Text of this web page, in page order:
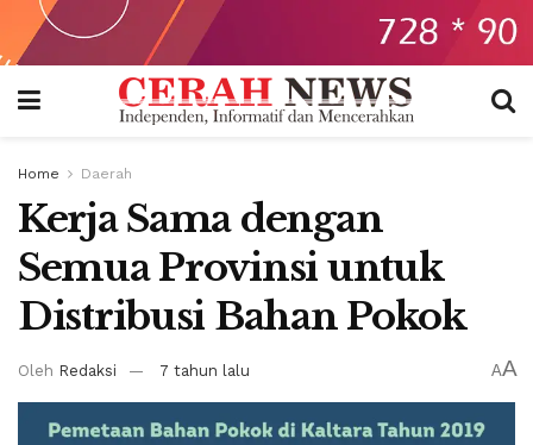
Home Daerah
Kerja Sama dengan
Semua Provinsi untuk
Distribusi Bahan Pokok
Oleh Redaksi 7 tahun lalu AA